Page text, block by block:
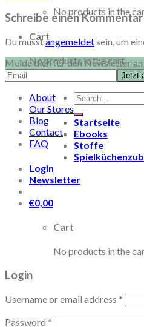
No products in the
Cart
No products in the cart.
Schreibe einen Kommentar
Du musstangemeldetsein, um
Melde dich für den Newsletter an
About
Our Stores
Blog
Contact
FAQ
Search
for:
Startseite
Ebooks
Stoffe
Login
Newsletter
€0,00
Cart
No products in the
Login
Username or email address *
Password *